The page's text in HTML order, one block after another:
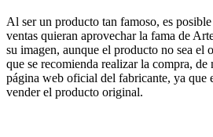
Al ser un producto tan famoso, es
ventas quieran aprovechar la fama de
su imagen, aunque el producto no sea el
que se recomienda realizar la compra, de
página web oficial del fabricante, ya que
vender el producto original.